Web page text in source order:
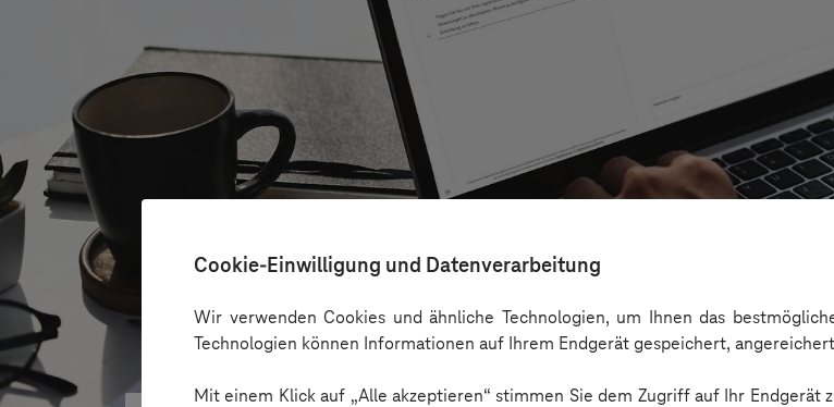
Cookie-Einwilligung und Datenverarbeitung
Wir verwenden Cookies und ähnliche Technologien, um Ihnen das
Technologien können Informationen auf Ihrem Endgerät gespeichert,
Mit einem Klick auf „Alle akzeptieren“ stimmen Sie dem Zugriff auf Ihr Endgerät